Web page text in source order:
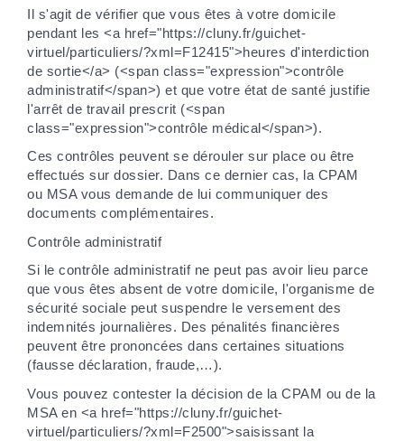
Il s'agit de vérifier que vous êtes à votre domicile
pendant les <a href="https://cluny.fr/guichet-
virtuel/particuliers/?xml=F12415">heures d'interdiction
de sortie</a> (<span class="expression">contrôle
administratif</span>) et que votre état de santé justifie
l'arrêt de travail prescrit (<span
class="expression">contrôle médical</span>).
Ces contrôles peuvent se dérouler sur place ou être
effectués sur dossier. Dans ce dernier cas, la CPAM
ou MSA vous demande de lui communiquer des
documents complémentaires.
Contrôle administratif
Si le contrôle administratif ne peut pas avoir lieu parce
que vous êtes absent de votre domicile, l'organisme de
sécurité sociale peut suspendre le versement des
indemnités journalières. Des pénalités financières
peuvent être prononcées dans certaines situations
(fausse déclaration, fraude,…).
Vous pouvez contester la décision de la CPAM ou de la
MSA en <a href="https://cluny.fr/guichet-
virtuel/particuliers/?xml=F2500">saisissant la